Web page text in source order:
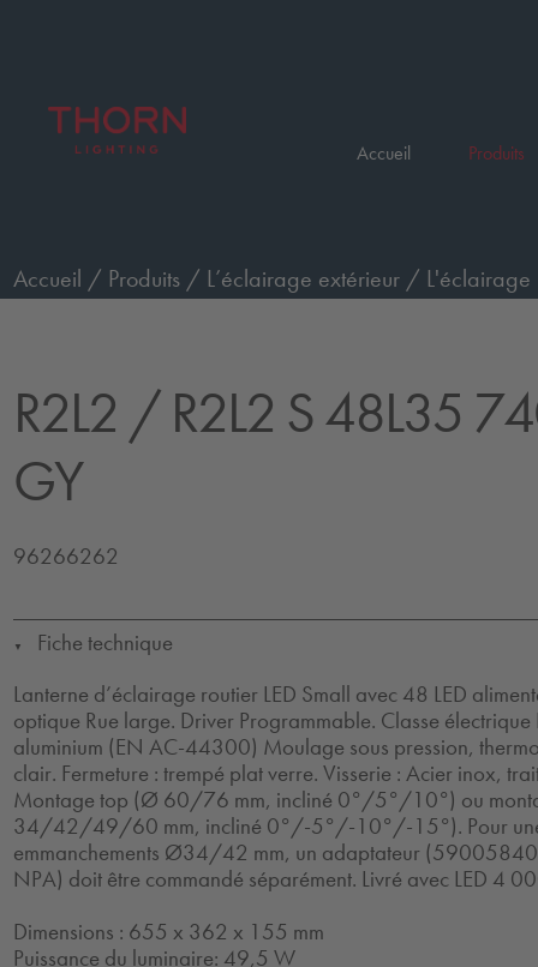
Accueil Produits
Accueil / Produits / L’éclairage extérieur / L'éclairage
R2L2 / R2L2 S 48L35
GY
96266262
▼
Fiche technique
Lanterne d’éclairage routier LED Small avec 48 LED
optique Rue large. Driver Programmable. Classe
aluminium (EN AC-44300) Moulage sous pression,
clair. Fermeture : trempé plat verre. Visserie : Acier inox,
Montage top (Ø 60/76 mm, incliné 0°/5°/10°) ou
34/42/49/60 mm, incliné 0°/-5°/-10°/-15°). Pour une
emmanchements Ø34/42 mm, un adaptateur
NPA) doit être commandé séparément. Livré avec LED 4
Dimensions : 655 x 362 x 155 mm
Puissance du luminaire: 49,5 W